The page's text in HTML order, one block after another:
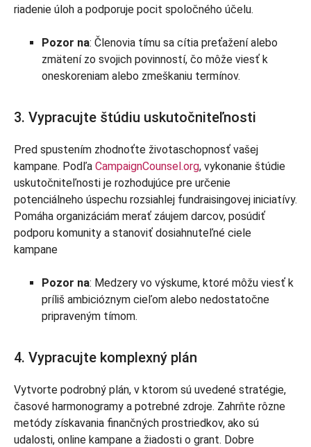
riadenie úloh a podporuje pocit spoločného účelu.
Pozor na: Členovia tímu sa cítia preťažení alebo
zmätení zo svojich povinností, čo môže viesť k
oneskoreniam alebo zmeškaniu termínov.
3. Vypracujte štúdiu uskutočniteľnosti
Pred spustením zhodnoťte životaschopnosť vašej
kampane. Podľa CampaignCounsel.org, vykonanie štúdie
uskutočniteľnosti je rozhodujúce pre určenie
potenciálneho úspechu rozsiahlej fundraisingovej iniciatívy.
Pomáha organizáciám merať záujem darcov, posúdiť
podporu komunity a stanoviť dosiahnuteľné ciele
kampane
Pozor na: Medzery vo výskume, ktoré môžu viesť k
príliš ambicióznym cieľom alebo nedostatočne
pripraveným tímom.
4. Vypracujte komplexný plán
Vytvorte podrobný plán, v ktorom sú uvedené stratégie,
časové harmonogramy a potrebné zdroje. Zahrňte rôzne
metódy získavania finančných prostriedkov, ako sú
udalosti, online kampane a žiadosti o grant. Dobre